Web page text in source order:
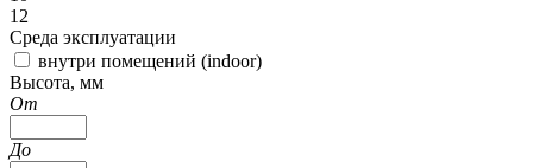
12
Среда эксплуатации
внутри помещений (indoor)
Высота, мм
От
До